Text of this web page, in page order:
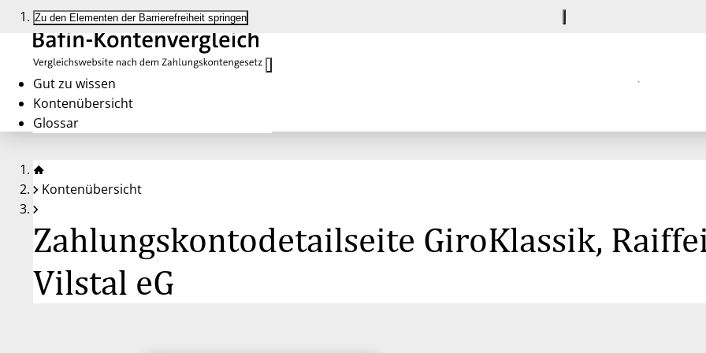
Zu den Elementen der Barrierefreiheit springen
Gut zu wissen
Kontenübersicht
Glossar
Kontenübersicht
Zahlungskontodetailseite GiroKlassik,
Vilstal eG